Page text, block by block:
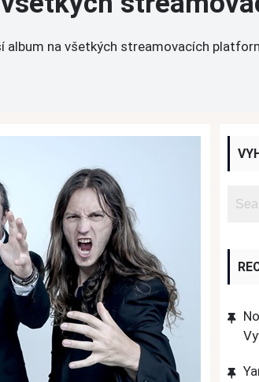
album na všetkých streamovacích